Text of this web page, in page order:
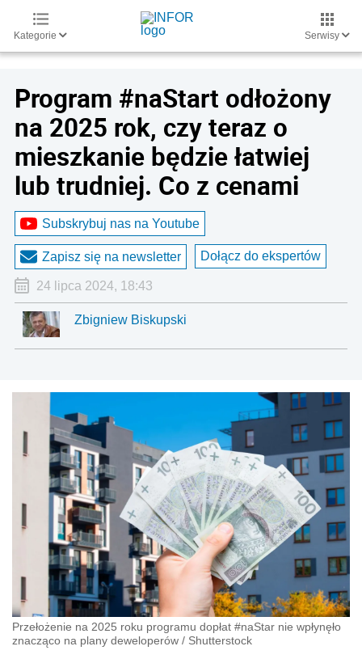
Kategorie Serwisy
Program #naStart odłożony
na 2025 rok, czy teraz o
mieszkanie będzie łatwiej
lub trudniej. Co z cenami
Subskrybuj nas na Youtube
Zapisz się na newsletter Dołącz do ekspertów
24 lipca 2024, 18:43
Zbigniew Biskupski
Przełożenie na 2025 roku programu dopłat #naStar nie wpłynęło
znacząco na plany deweloperów / Shutterstock